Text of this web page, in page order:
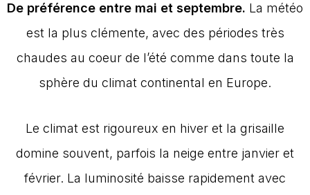
De préférence entre mai et septembre. La météo
est la plus clémente, avec des périodes très
chaudes au coeur de l’été comme dans toute la
sphère du climat continental en Europe.
Le climat est rigoureux en hiver et la grisaille
domine souvent, parfois la neige entre janvier et
février. La luminosité baisse rapidement avec